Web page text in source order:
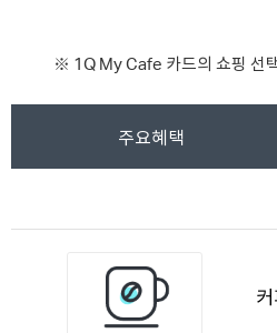
※ 1Q My Cafe 카드의 쇼핑 선
주요혜택